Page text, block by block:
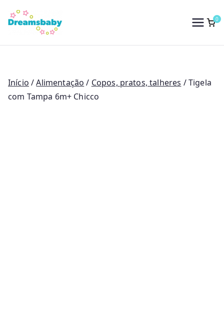
para
conteúdo
Dreams Baby
0
Início /Alimentação / Copos, pratos, talheres / Tigela
com Tampa 6m+ Chicco